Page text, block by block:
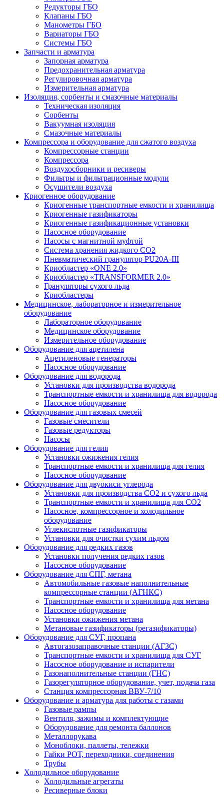
Редукторы ГБО
Клапаны ГБО
Манометры ГБО
Вариаторы ГБО
Системы ГБО
Запчасти и арматура
Запорная арматура
Предохранительная арматура
Регулировочная арматура
Измерительная арматура
Изоляция, сорбенты и смазочные материалы
Техническая изоляция
Сорбенты
Вакуумная изоляция
Смазочные материалы
Компрессора и оборудование для сжатого воздуха
Компрессорные станции
Компрессора
Воздухосборники и ресиверы
Фильтры и фильтрационные модули
Осушители воздуха
Криогенное оборудование
Криогенные транспортные емкости и хранилища
Криогенные газификаторы
Криогенные газификационные установки
Насосное оборудование
Насосы с магнитной муфтой
Система хранения жидкого CO2
Пневматический гранулятор PU20A-III
Криобластер «ONE 2.0»
Криобластер «TRANSFORMER 2.0»
Грануляторы сухого льда
Криобластеры
Медицинское, лабораторное и измерительное
оборудование
Лабораторное оборудование
Медицинское оборудование
Измерительное оборудование
Оборудование для ацетилена
Ацетиленовые генераторы
Насосное оборудование
Оборудование для водорода
Установки для производства водорода
Транспортные емкости и хранилища для водорода
Насосное оборудование
Оборудование для газовых смесей
Газовые смесители
Газовые редукторы
Насосы
Оборудование для гелия
Установки ожижения гелия
Транспортные емкости и хранилища для гелия
Насосное оборудование
Оборудование для двуокиси углерода
Установки для производства СО2 и сухого льда
Транспортные емкости и хранилища для CO2
Насосное, компрессорное и холодильное
оборудование
Углекислотные газификаторы
Установки для очистки сухим льдом
Оборудование для редких газов
Установки получения редких газов
Насосное оборудование
Оборудование для СПГ, метана
Автомобильные газовые наполнительные
компрессорные станции (АГНКС)
Транспортные емкости и хранилища для метана
Насосное оборудование
Установки ожижения метана
Метановые газификаторы (регазификаторы)
Оборудование для СУГ, пропана
Автогазозаправочные станции (АГЗС)
Транспортные емкости и хранилища для СУГ
Насосное оборудование и испарители
Газонаполнительные станции (ГНС)
Газорегуляторное оборудование, учет, подача газа
Станция компрессорная ВВУ-7/10
Оборудование и арматура для работы с газами
Газовые рампы
Вентиля, зажимы и комплектующие
Оборудование для ремонта баллонов
Металлорукава
Моноблоки, паллеты, тележки
Гайки РОТ, переходники, соединения
Трубы
Холодильное оборудование
Холодильные агрегаты
Ресиверные блоки